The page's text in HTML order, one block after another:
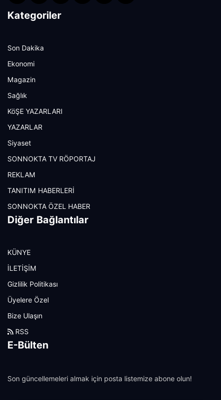
Kategoriler
Son Dakika
Ekonomi
Magazin
Sağlık
KöŞE YAZARLARI
YAZARLAR
Siyaset
SONNOKTA TV RÖPORTAJ
REKLAM
TANITIM HABERLERİ
SONNOKTA ÖZEL HABER
Diğer Bağlantılar
KÜNYE
İLETİŞİM
Gizlilik Politikası
Üyelere Özel
Bize Ulaşın
RSS
E-Bülten
Son güncellemeleri almak için posta listemize abone olun!